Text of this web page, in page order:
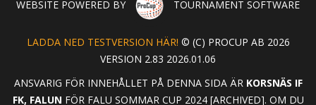
WEBSITE POWERED BY TOURNAMENT SOFTWARE
LADDA NED TESTVERSION HÄR! © (C) PROCUP AB 2026
VERSION 2.83 2026.01.06
ANSVARIG FÖR INNEHÅLLET PÅ DENNA SIDA ÄR KORSNÄS IF
FK, FALUN FÖR FALU SOMMAR CUP 2024 [ARCHIVED]. OM DU